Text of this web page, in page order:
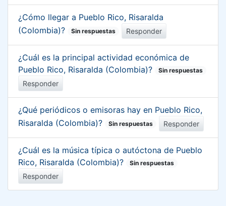
¿Cómo llegar a Pueblo Rico, Risaralda
(Colombia)?
Sin respuestas Responder
¿Cuál es la principal actividad económica de
Pueblo Rico, Risaralda (Colombia)?
Sin respuestas
Responder
¿Qué periódicos o emisoras hay en Pueblo Rico,
Risaralda (Colombia)?
Sin respuestas Responder
¿Cuál es la música típica o autóctona de Pueblo
Rico, Risaralda (Colombia)?
Sin respuestas
Responder